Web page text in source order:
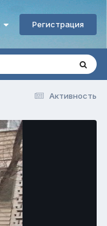
Регистрация
Активность